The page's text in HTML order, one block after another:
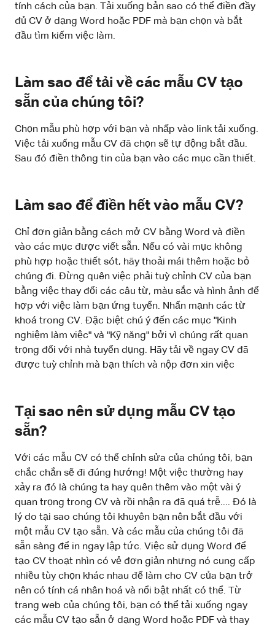
tính cách của bạn. Tải xuống bản sao có thể điền đầy
đủ CV ở dạng Word hoặc PDF mà bạn chọn và bắt
đầu tìm kiếm việc làm.
Làm sao để tải về các mẫu CV tạo
sẵn của chúng tôi?
Chọn mẫu phù hợp với bạn và nhấp vào link tải xuống.
Việc tải xuống mẫu CV đã chọn sẽ tự động bắt đầu.
Sau đó điền thông tin của bạn vào các mục cần thiết.
Làm sao để điền hết vào mẫu CV?
Chỉ đơn giản bằng cách mở CV bằng Word và điền
vào các mục được viết sẵn. Nếu có vài mục không
phù hợp hoặc thiết sót, hãy thoải mái thêm hoặc bỏ
chúng đi. Đừng quên việc phải tuỳ chỉnh CV của bạn
bằng việc thay đổi các câu từ, màu sắc và hình ảnh để
hợp với việc làm bạn ứng tuyển. Nhấn mạnh các từ
khoá trong CV. Đặc biệt chú ý đến các mục "Kinh
nghiệm làm việc" và "Kỹ năng" bởi vì chúng rất quan
trọng đối với nhà tuyển dụng. Hãy tải về ngay CV đã
được tuỳ chỉnh mà bạn thích và nộp đơn xin việc
Tại sao nên sử dụng mẫu CV tạo
sẵn?
Với các mẫu CV có thể chỉnh sửa của chúng tôi, bạn
chắc chắn sẽ đi đúng hướng! Một việc thường hay
xảy ra đó là chúng ta hay quên thêm vào một vài ý
quan trọng trong CV và rồi nhận ra đã quá trễ.... Đó là
lý do tại sao chúng tôi khuyên bạn nên bắt đầu với
một mẫu CV tạo sẵn. Và các mẫu của chúng tôi đã
sẵn sàng để in ngay lập tức. Việc sử dụng Word để
tạo CV thoạt nhìn có vẻ đơn giản nhưng nó cung cấp
nhiều tùy chọn khác nhau để làm cho CV của bạn trở
nên có tính cá nhân hoá và nổi bật nhất có thể. Từ
trang web của chúng tôi, bạn có thể tải xuống ngay
các mẫu CV tạo sẵn ở dạng Word hoặc PDF và thay